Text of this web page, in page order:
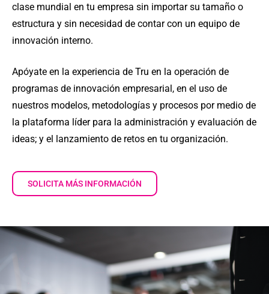
clase mundial en tu empresa sin importar su tamaño o
estructura y sin necesidad de contar con un equipo de
innovación interno.
Apóyate en la experiencia de Tru en la operación de
programas de innovación empresarial, en el uso de
nuestros modelos, metodologías y procesos por medio de
la plataforma líder para la administración y evaluación de
ideas; y el lanzamiento de retos en tu organización.
SOLICITA MÁS INFORMACIÓN